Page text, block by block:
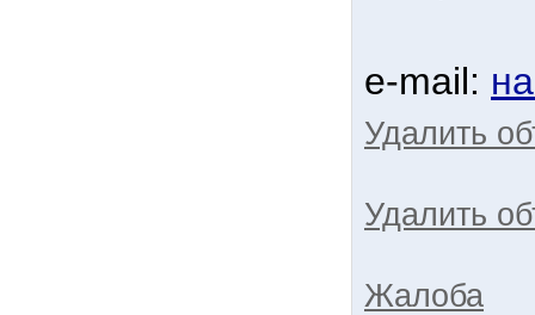
e-mail:
Удалить
Удалить
Жалоба